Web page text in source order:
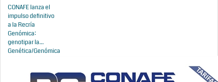
CONAFE lanza el
impulso definitivo
a la Recría
Genómica:
genotipar la...
Genética/Genómica